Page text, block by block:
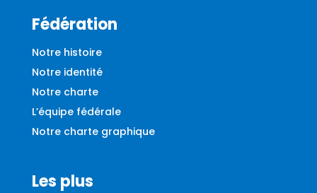
Fédération
Notre histoire
Notre identité
Notre charte
L’équipe fédérale
Notre charte graphique
Les plus